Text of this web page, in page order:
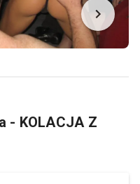
- KOLACJA Z